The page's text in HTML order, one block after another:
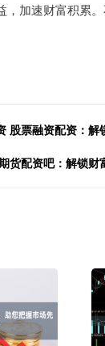
，加速财富积累
股票融资配资：
货配资吧：解锁财